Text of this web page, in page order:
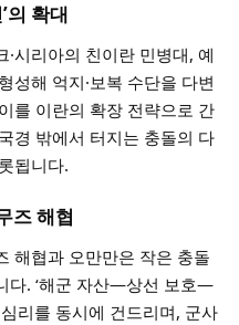
의 확대
시리아의 친이란 민병대, 예
성해 억지·보복 수단을 다변
를 이란의 확장 전략으로 간
경 밖에서 터지는 충돌의 다
됩니다.
즈 해협
해협과 오만만은 작은 충돌
다. ‘해군 자산—상선 보호—
리를 동시에 건드리며, 군사